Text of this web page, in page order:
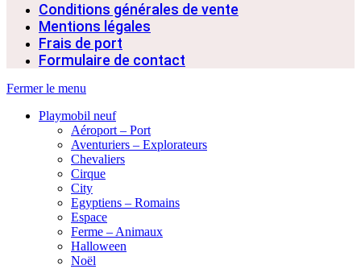
Conditions générales de vente
Mentions légales
Frais de port
Formulaire de contact
Fermer le menu
Playmobil neuf
Aéroport – Port
Aventuriers – Explorateurs
Chevaliers
Cirque
City
Egyptiens – Romains
Espace
Ferme – Animaux
Halloween
Noël